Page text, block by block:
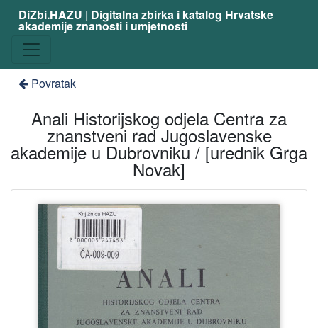
DiZbi.HAZU | Digitalna zbirka i katalog Hrvatske
akademije znanosti i umjetnosti
Povratak
Anali Historijskog odjela Centra za
znanstveni rad Jugoslavenske
akademije u Dubrovniku / [urednik Grga
Novak]